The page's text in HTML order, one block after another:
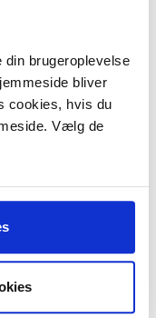
brugeroplevelse
bliver
cookies, hvis du
Vælg de